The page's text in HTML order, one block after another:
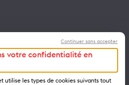
2 – CP 975
– Suisse
tourisme.ch
Continuer sans accepter
votre confidentialité en
utilise les types de cookies suivants tout